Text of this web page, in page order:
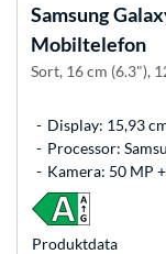
Samsung
Mobiltelefon
Sort, 16 cm (6.3"),
Display: 15,93
Processor:
Kamera: 50 MP
Produkt­data